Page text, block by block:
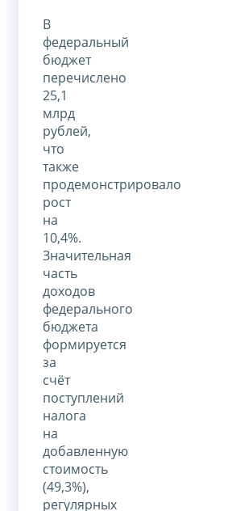
В
федеральный
бюджет
перечислено
25,1
млрд
рублей,
что
также
продемонстрировало
рост
на
10,4%.
Значительная
часть
доходов
федерального
бюджета
формируется
за
счёт
поступлений
налога
на
добавленную
стоимость
(49,3%),
регулярных